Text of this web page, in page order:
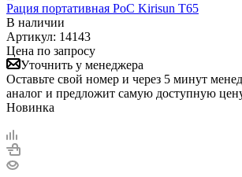
Рация портативная PoC Kirisun T65
В наличии
Артикул: 14143
Цена по запросу
Уточнить у менеджера
Оставьте свой номер и через 5 минут
аналог и предложит самую доступную
Новинка